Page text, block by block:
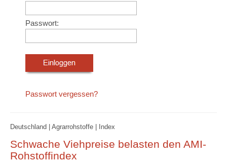
Passwort:
Passwort vergessen?
Deutschland | Agrarrohstoffe | Index
Schwache Viehpreise belasten den AMI-
Rohstoffindex